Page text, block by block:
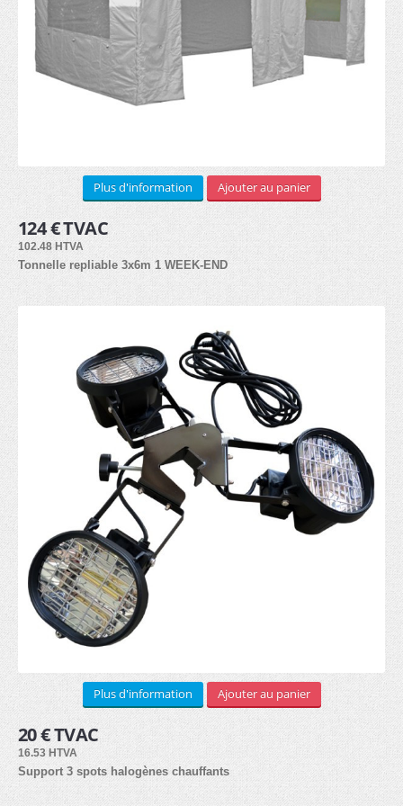
LOCATION
Arches (1)
Kit de côtés (2)
Lampes hallogènes chauffantes (1)
Lampes LED (1)
STRUCTURE ALUMINIUM
Murale (8)
Sur pieds (8)
Cadre textile (7)
Cubique (7)
Drapeaux
Beachflag (30)
Bases (8)
Plus d'information Ajouter au panier
124 € TVAC
102.48 HTVA
Tonnelle repliable 3x6m 1 WEEK-END
Plus d'information Ajouter au panier
20 € TVAC
16.53 HTVA
Support 3 spots halogènes chauffants